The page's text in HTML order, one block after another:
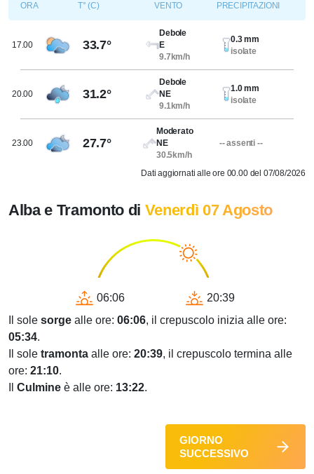
ORA T° (C) VENTO PRECIPITAZIONI
17.00 33.7°
Debole
E
9.7km/h
0.3 mm
isolate
20.00 31.2°
Debole
NE
9.1km/h
1.0 mm
isolate
23.00 27.7°
Moderato
NE
30.5km/h
-- assenti --
Dati aggiornati alle ore 00.00 del 07/08/2026
Alba e Tramonto di Venerdì 07 Agosto
06:06
20:39
Il sole sorge alle ore: 06:06, il crepuscolo inizia alle ore:
05:34.
Il sole tramonta alle ore: 20:39, il crepuscolo termina alle
ore: 21:10.
Culmine è alle ore: 13:22.
GIORNO
SUCCESSIVO